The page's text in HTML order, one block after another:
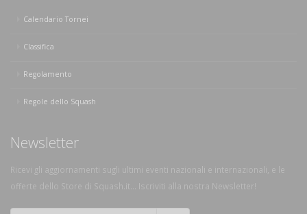
Calendario Tornei
Classifica
Regolamento
Regole dello Squash
Newsletter
Ricevi gli aggiornamenti sugli ultimi eventi nazionali e internazionali, e le
offerte dello Store di Squash.it... Iscriviti alla nostra Newsletter!